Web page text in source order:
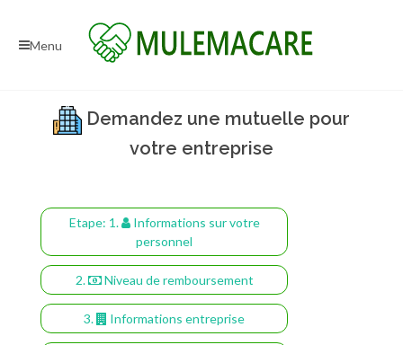
Menu
Demandez une mutuelle pour
votre entreprise
Etape: 1.
Informations sur votre
personnel
2. Niveau de remboursement
3. Informations entreprise